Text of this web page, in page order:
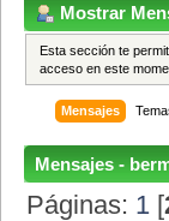
Mostrar
Esta sección te
acceso en este
Mensajes
Mensajes -
Páginas: 1 [